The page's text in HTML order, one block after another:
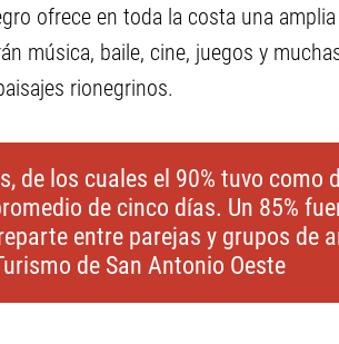
ofrece en toda la costa una
música, baile, cine, juegos y
rionegrinos.
de los cuales el 90% tuvo como
de cinco días. Un 85%
entre parejas y grupos de
de San Antonio Oeste